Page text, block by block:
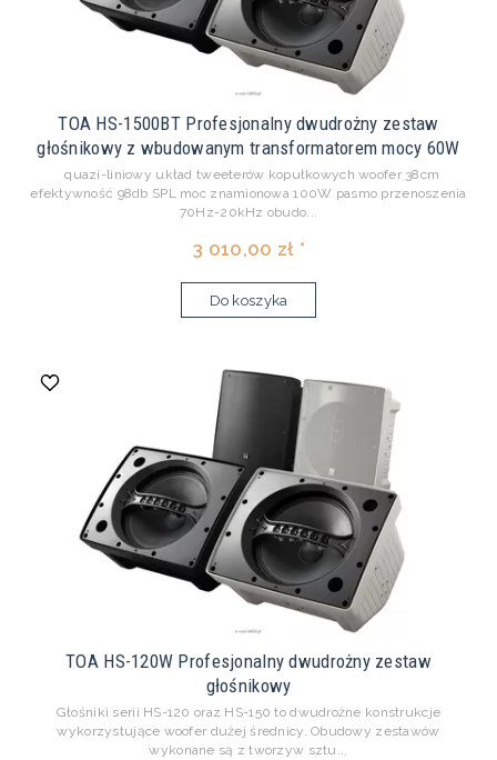
TOA HS-1500BT Profesjonalny dwudrożny zestaw
głośnikowy z wbudowanym transformatorem mocy 60W
quazi-liniowy układ tweeterów kopułkowych woofer 38cm
efektywność 98db SPL moc znamionowa 100W pasmo przenoszenia
70Hz-20kHz obudo...
3 010,00 zł *
Do koszyka
TOA HS-120W Profesjonalny dwudrożny zestaw
głośnikowy
Głośniki serii HS-120 oraz HS-150 to dwudrożne konstrukcje
wykorzystujące woofer dużej średnicy. Obudowy zestawów
wykonane są z tworzyw sztu...